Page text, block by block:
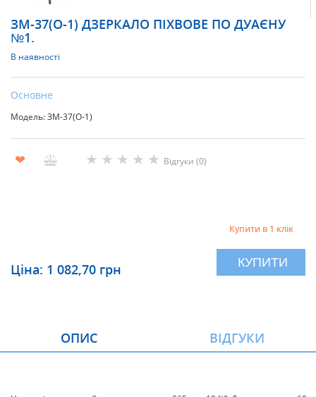
ЗМ-37(О-1) ДЗЕРКАЛО ПІХВОВЕ ПО ДУАЄНУ
№1.
В наявності
Основне
Модель: ЗМ-37(О-1)
❤ ★ ★ ★ ★ ★ Відгуки (0)
Ціна: 1 082,70 грн
Купити в 1 клік
КУПИТИ
ОПИС ВІДГУКИ